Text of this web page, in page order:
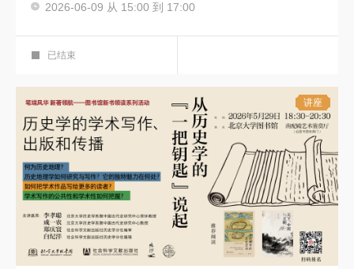
主讲人：崔燕
2026-06-09 从 15:00 到 17:00
科学报告厅
列活动
第十二期
已结束
讲座